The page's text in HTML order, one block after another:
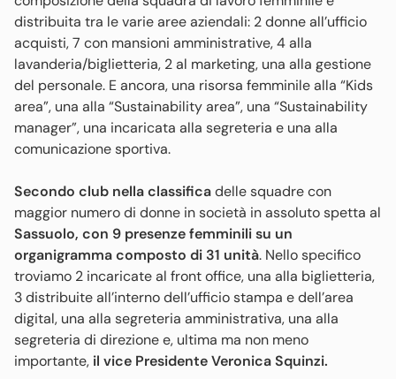
distribuita tra le varie aree aziendali: 2 donne all’ufficio
acquisti, 7 con mansioni amministrative, 4 alla
lavanderia/biglietteria, 2 al marketing, una alla gestione
del personale. E ancora, una risorsa femminile alla “Kids
area”, una alla “Sustainability area”, una “Sustainability
manager”, una incaricata alla segreteria e una alla
comunicazione sportiva.
Secondo club nella classificadelle squadre con
maggior numero di donne in società in assoluto spetta al
Sassuolo, con 9 presenze femminili su un
organigramma composto di 31 unità. Nello specifico
troviamo 2 incaricate al front office, una alla biglietteria,
3 distribuite all’interno dell’ufficio stampa e dell’area
digital, una alla segreteria amministrativa, una alla
segreteria di direzione e, ultima ma non meno
importante, il vice Presidente Veronica Squinzi.